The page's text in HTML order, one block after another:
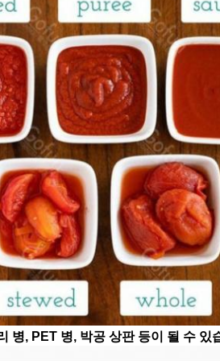
병, PET 병, 박공 상판 등이 될 수 있